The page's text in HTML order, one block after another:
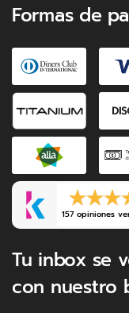
Formas de
157 opiniones
Tu inbox se
con nuestro